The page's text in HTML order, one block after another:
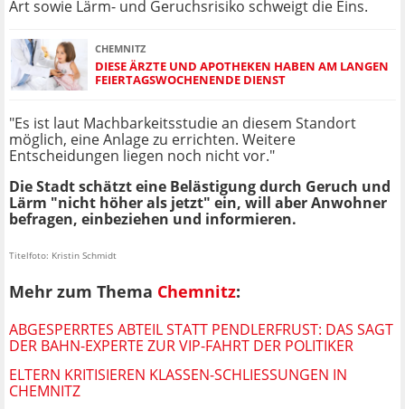
Art sowie Lärm- und Geruchsrisiko schweigt die Eins.
CHEMNITZ
DIESE ÄRZTE UND APOTHEKEN HABEN AM LANGEN
FEIERTAGSWOCHENENDE DIENST
"Es ist laut Machbarkeitsstudie an diesem Standort
möglich, eine Anlage zu errichten. Weitere
Entscheidungen liegen noch nicht vor."
Die Stadt schätzt eine Belästigung durch Geruch und
Lärm "nicht höher als jetzt" ein, will aber Anwohner
befragen, einbeziehen und informieren.
Titelfoto: Kristin Schmidt
Mehr zum Thema Chemnitz:
ABGESPERRTES ABTEIL STATT PENDLERFRUST: DAS SAGT
DER BAHN-EXPERTE ZUR VIP-FAHRT DER POLITIKER
ELTERN KRITISIEREN KLASSEN-SCHLIESSUNGEN IN C
HEMNITZ